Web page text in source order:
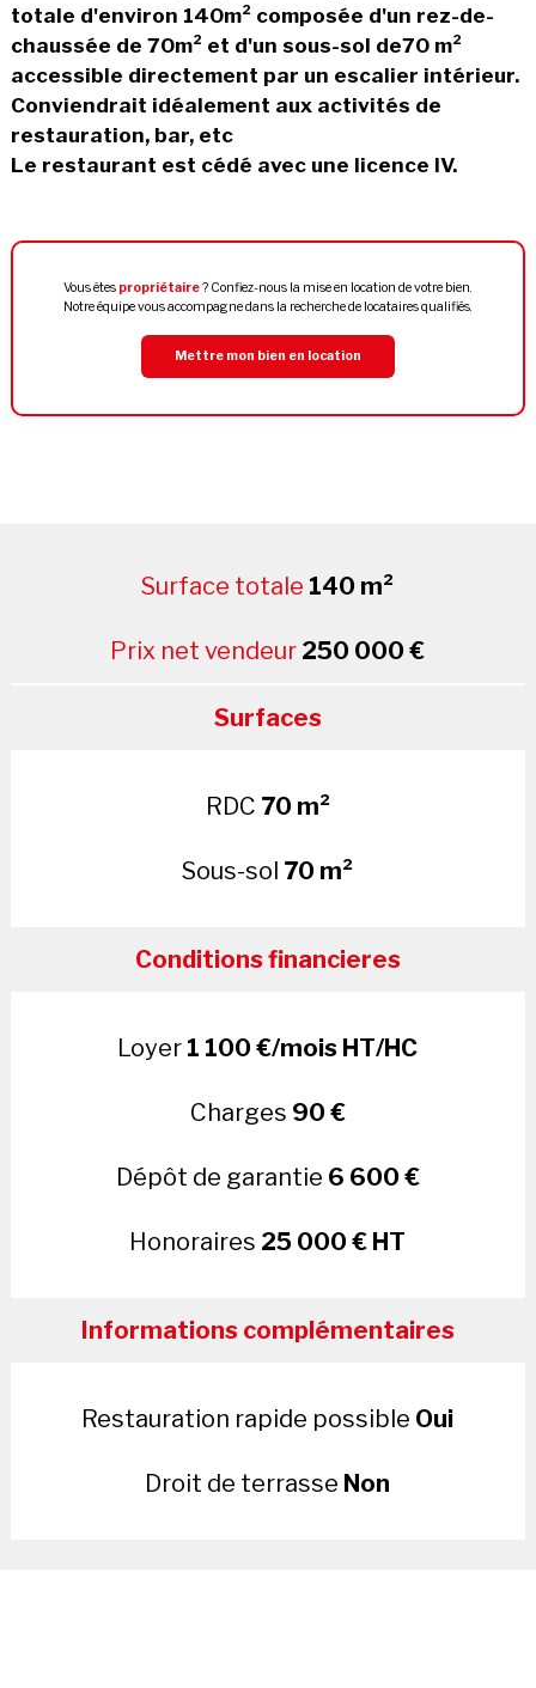
totale d'environ 140m² composée d'un rez-de-
chaussée de 70m² et d'un sous-sol de70 m²
accessible directement par un escalier intérieur.
Conviendrait idéalement aux activités de
restauration, bar, etc
Le restaurant est cédé avec une licence IV.
Vous êtes propriétaire? Confiez-nous la mise en location de votre bien.
Notre équipe vous accompagne dans la recherche de locataires qualifiés.
Mettre mon bien en location
Surface totale 140 m²
Prix net vendeur 250 000 €
Surfaces
RDC 70 m²
Sous-sol 70 m²
Conditions financieres
Loyer 1 100 €/mois HT/HC
Charges 90 €
Dépôt de garantie 6 600 €
Honoraires 25 000 € HT
Informations complémentaires
Restauration rapide possible Oui
Droit de terrasse Non